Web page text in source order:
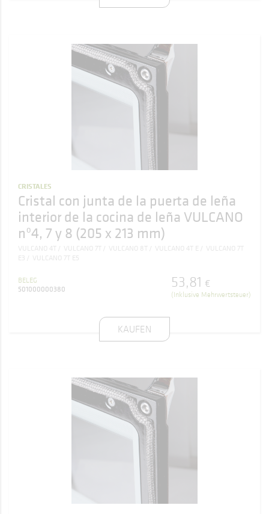
CRISTALES
Cristal con junta de la puerta de leña
interior de la cocina de leña VULCANO
nº4, 7 y 8 (205 x 213 mm)
VULCANO 4T VULCANO 7T VULCANO 8T VULCANO 4T E
VULCANO 7T
E3
VULCANO 7T E5
BELEG
501000000380
53,81 €
(Inklusive Mehrwertsteuer)
KAUFEN